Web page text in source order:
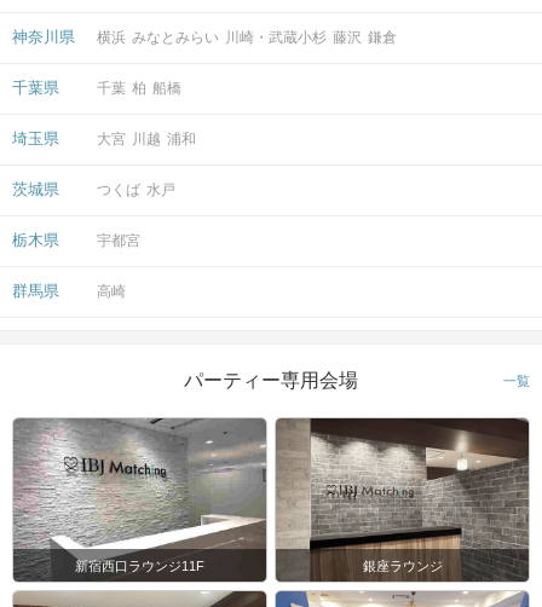
開催場所
注意事項
15分前より受付開始。1時間半を予
神奈川県 横浜 みなとみらい 川崎・武蔵小杉 藤沢 鎌倉
千葉県 千葉 柏 船橋
埼玉県 大宮 川越 浦和
茨城県 つくば 水戸
栃木県 宇都宮
群馬県 高崎
パーティー専用会場 一覧
新宿西口ラウンジ11F 銀座ラウンジ